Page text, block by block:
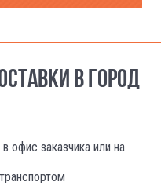
В ГОРОД
офис заказчика или на